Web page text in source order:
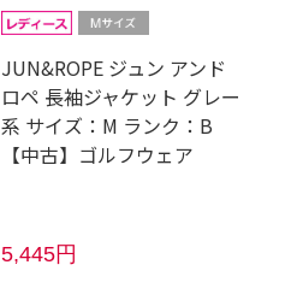
JUN&ROPE ジュン アンド
ロペ 長袖ジャケット グレー
系 サイズ：M ランク：B
【中古】ゴルフウェア
5,445円